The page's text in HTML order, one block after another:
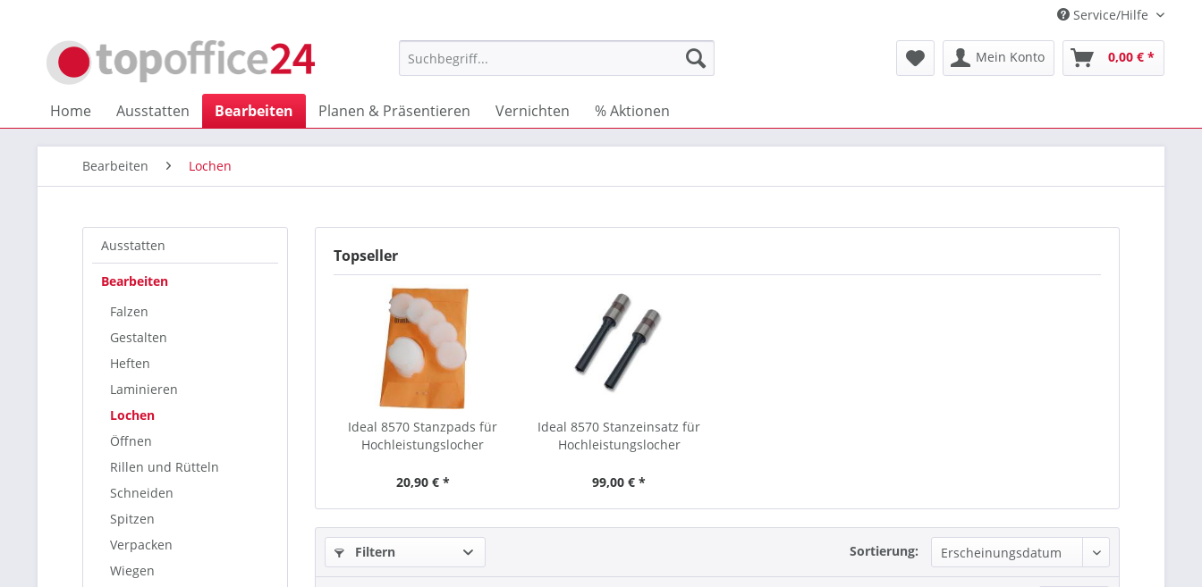
Service/Hilfe
Mein Konto 0,00 € *
Home Ausstatten Bearbeiten Planen & Präsentieren Vernichten % Aktionen
Bearbeiten Lochen
Ausstatten
Bearbeiten
Falzen
Gestalten
Heften
Laminieren
Lochen
Öffnen
Rillen und Rütteln
Schneiden
Spitzen
Verpacken
Wiegen
Topseller
Ideal 8570 Stanzpads für
Hochleistungslocher
20,90 € *
Ideal 8570 Stanzeinsatz für
Hochleistungslocher
99,00 € *
Filtern Sortierung: